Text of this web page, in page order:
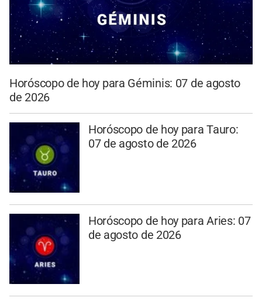
Horóscopo de hoy para Géminis: 07 de agosto
de 2026
Horóscopo de hoy para Tauro:
07 de agosto de 2026
Horóscopo de hoy para Aries: 07
de agosto de 2026